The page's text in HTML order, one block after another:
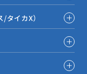
タイカX）